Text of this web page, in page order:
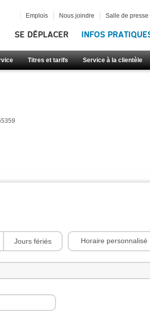
SE DÉPLACER INFOS
Titres et tarifs Service à la clientèle
Emplois Nous joindre Salle de presse
Jours fériés Horaire personnalisé